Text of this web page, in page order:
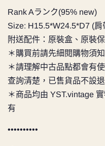
Rank Aランク(95% new)
Size: H15.5*W24.5*D7 (
附送配件：原裝盒、原裝
＊購買前請先細閱購物須
＊請理解中古品點都會有
查詢清楚，已售貨品不設
＊商品均由 YST.vintage
有
••••••••••